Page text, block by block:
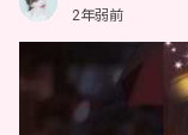
2年弱前